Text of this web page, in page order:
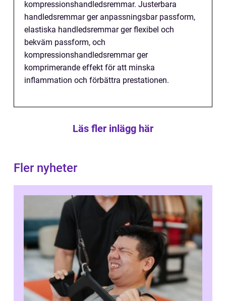
kompressionshandledsremmar. Justerbara
handledsremmar ger anpassningsbar passform,
elastiska handledsremmar ger flexibel och
bekväm passform, och
kompressionshandledsremmar ger
komprimerande effekt för att minska
inflammation och förbättra prestationen.
Läs fler inlägg här
Fler nyheter